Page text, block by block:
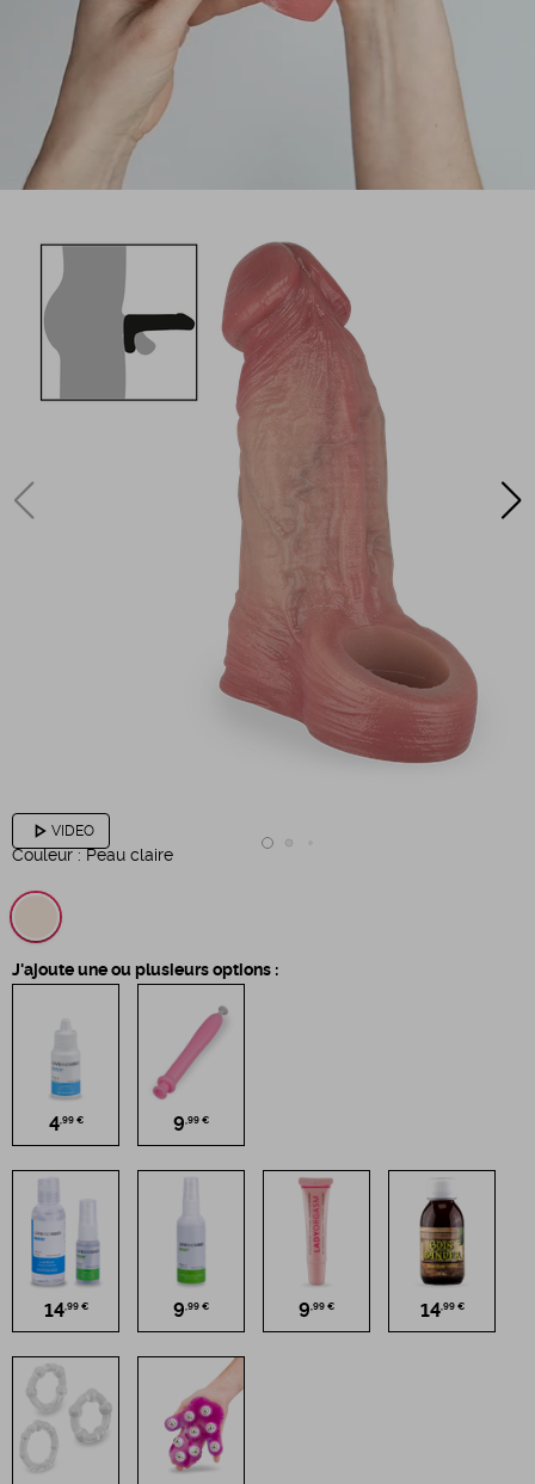
play_arrow VIDEO
Couleur : Peau claire
J'ajoute une ou plusieurs options :
4,99 € 9,99 €
14,99 € 9,99 € 9,99 € 14,99 €